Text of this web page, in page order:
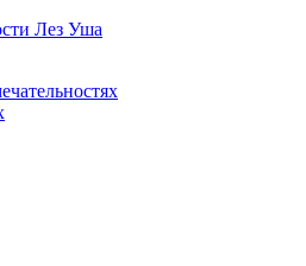
Лез Уша